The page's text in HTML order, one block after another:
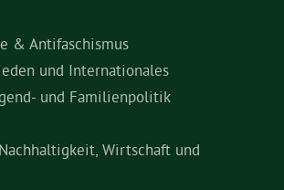
& Antifaschismus
und Internationales
und Familienpolitik
Wirtschaft und